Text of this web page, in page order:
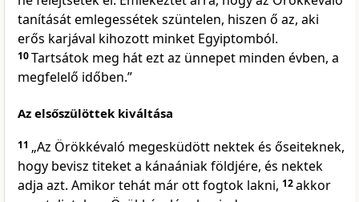
tanítását emlegessétek szüntelen, hiszen ő az, aki
erős karjával kihozott minket Egyiptomból.
10Tartsátok meg hát ezt az ünnepet minden évben, a
megfelelő időben.”
Az elsőszülöttek kiváltása
11 „Az Örökkévaló megesküdött nektek és őseiteknek,
hogy bevisz titeket a kánaániak földjére, és nektek
adja azt. Amikor tehát már ott fogtok lakni, 12akkor